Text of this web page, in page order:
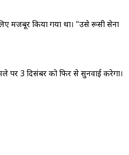
मजबूर किया गया था। "उसे रूसी सेना
पर 3 दिसंबर को फिर से सुनवाई करेगा।